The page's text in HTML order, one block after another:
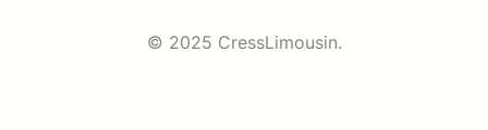
© 2025 CressLimousin.